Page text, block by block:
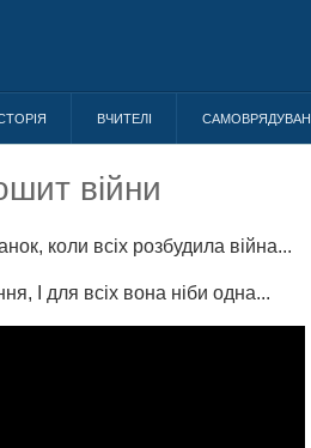
ВЧИТЕЛІ
війни
коли всіх розбудила війна...
І для всіх вона ніби одна...